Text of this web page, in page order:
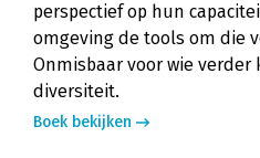
perspectief op hun
omgeving de tools om die
Onmisbaar voor wie
diversiteit.
Boek bekijken